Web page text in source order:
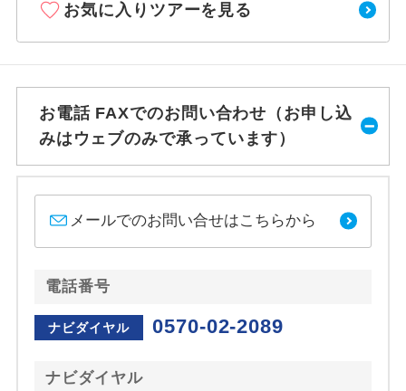
お気に入りツアーを見る
お電話 FAXでのお問い合わせ（お申し込
みはウェブのみで承っています）
メールでのお問い合せはこちらから
電話番号
ナビダイヤル 0570-02-2089
ナビダイヤル